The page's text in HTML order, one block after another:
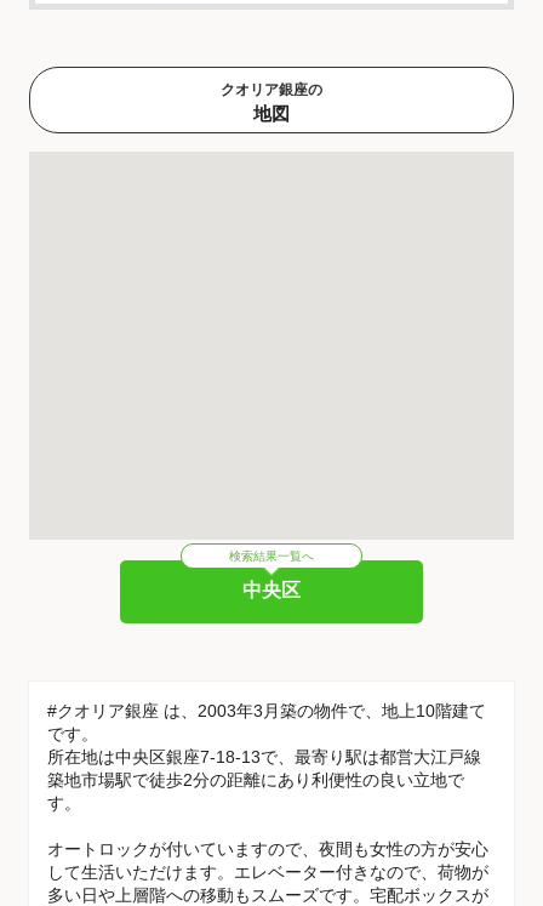
クオリア銀座の
地図
検索結果一覧へ
中央区
#クオリア銀座 は、2003年3月築の物件で、地上10階建て
です。
所在地は中央区銀座7-18-13で、最寄り駅は都営大江戸線
築地市場駅で徒歩2分の距離にあり利便性の良い立地で
す。
オートロックが付いていますので、夜間も女性の方が安心
して生活いただけます。エレベーター付きなので、荷物が
多い日や上層階への移動もスムーズです。宅配ボックスが